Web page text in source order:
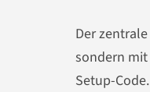
Der
sondern mit
Setup-